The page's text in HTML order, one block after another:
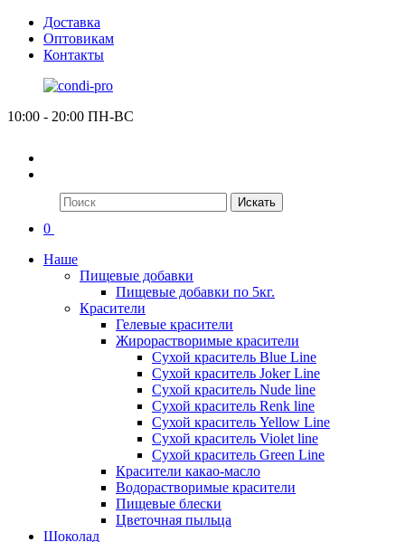
Доставка
Оптовикам
Контакты
10:00 - 20:00 ПН-ВС
Искать
0
Наше
Пищевые добавки
Пищевые добавки по 5кг.
Красители
Гелевые красители
Жирорастворимые красители
Сухой краситель Blue Line
Сухой краситель Joker Line
Сухой краситель Nude line
Сухой краситель Renk line
Сухой краситель Yellow Line
Сухой краситель Violet line
Сухой краситель Green Line
Красители какао-масло
Водорастворимые красители
Пищевые блески
Цветочная пыльца
Шоколад